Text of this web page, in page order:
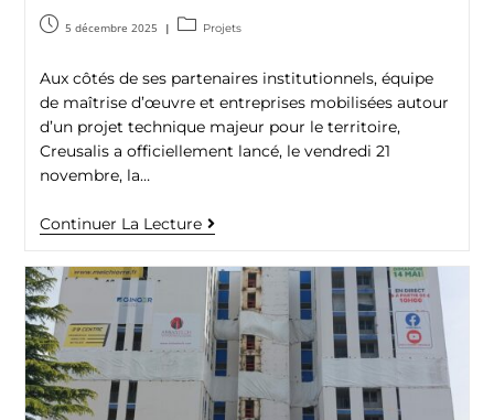
5 décembre 2025 Projets
Aux côtés de ses partenaires institutionnels, équipe
de maîtrise d’œuvre et entreprises mobilisées autour
d’un projet technique majeur pour le territoire,
Creusalis a officiellement lancé, le vendredi 21
novembre, la…
Continuer La Lecture